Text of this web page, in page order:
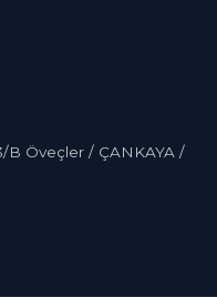
B Öveçler / ÇANKAYA /